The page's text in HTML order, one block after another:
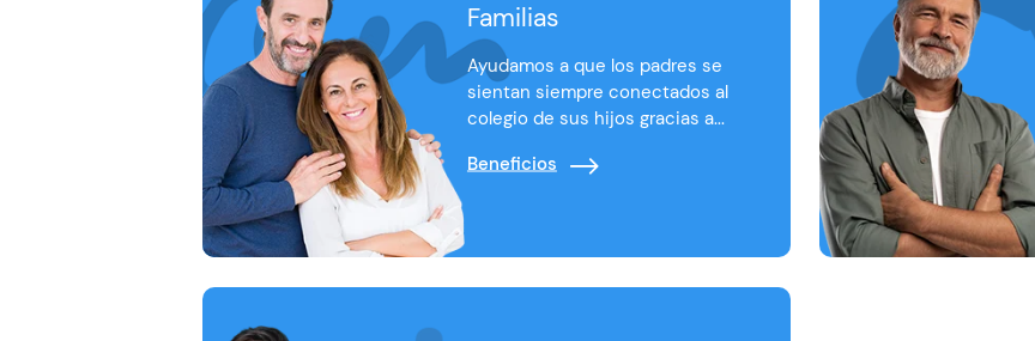
Familias
Ayudamos a que los padres se
sientan siempre conectados al
colegio de sus hijos gracias a...
Beneficios